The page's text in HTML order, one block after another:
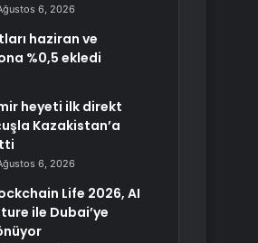
6, 2026
haziran ve
%0,5 ekledi
heyeti ilk direkt
Kazakistan’a
6, 2026
Life 2026, AI
ile Dubai’ye